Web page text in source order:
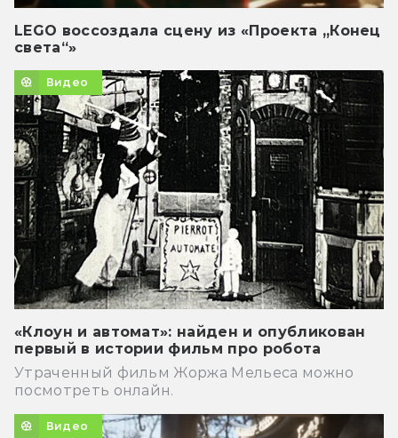
LEGO воссоздала сцену из «Проекта „Конец
света“»
Видео
«Клоун и автомат»: найден и опубликован
первый в истории фильм про робота
Утраченный фильм Жоржа Мельеса можно
посмотреть онлайн.
Видео